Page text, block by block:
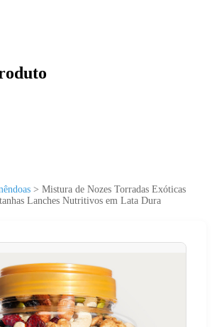
> Mistura de Nozes Torradas Exóticas
Lanches Nutritivos em Lata Dura